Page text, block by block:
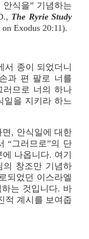
식을” 기념하는
The Ryrie Study
Exodus 20:11).
서 종이 되었더니
과 편 팔로 너를
러므로 너의 하나
일을 지키라 하느
, 안식일에 대한
“그러므로”의 단
나옵니다. 여기
의 창조만 기념하
되었던 이스라엘
는 것입니다. 바
적 계시를 보여줍